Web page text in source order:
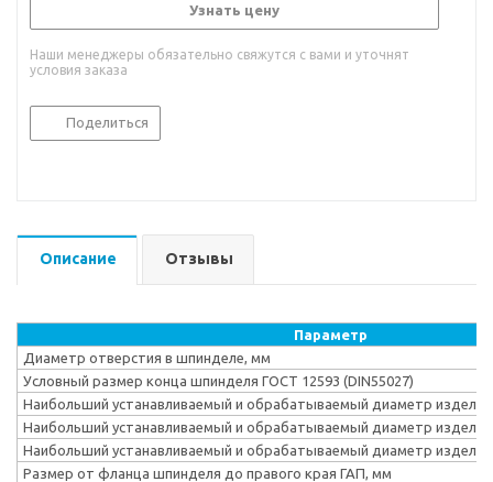
Узнать цену
Наши менеджеры обязательно свяжутся с вами и уточнят
условия заказа
Поделиться
Описание Отзывы
Параметр
Диаметр отверстия в шпинделе, мм
Условный размер конца шпинделя ГОСТ 12593 (DIN55027)
Наибольший устанавливаемый и обрабатываемый диаметр
Наибольший устанавливаемый и обрабатываемый диаметр
Наибольший устанавливаемый и обрабатываемый диаметр
Размер от фланца шпинделя до правого края ГАП, мм